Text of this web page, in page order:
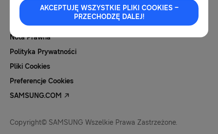
Kontakt Dla Mediów
Nota Prawna
Polityka Prywatności
Pliki Cookies
Preferencje Cookies
SAMSUNG.COM
Copyright© SAMSUNG Wszelkie Prawa Zastrzeżone.
AKCEPTUJĘ WSZYSTKIE PLIKI COOKIES –
PRZECHODZĘ DALEJ!